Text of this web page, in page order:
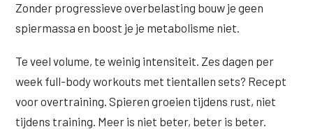
Zonder progressieve overbelasting bouw je geen
spiermassa en boost je je metabolisme niet.
Te veel volume, te weinig intensiteit. Zes dagen per
week full-body workouts met tientallen sets? Recept
voor overtraining. Spieren groeien tijdens rust, niet
tijdens training. Meer is niet beter, beter is beter.